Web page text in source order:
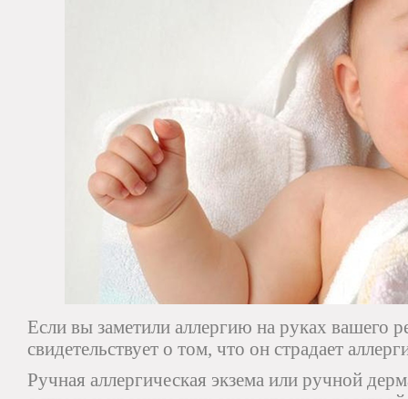
Если вы заметили аллергию на руках вашего
свидетельствует о том, что он страдает
Ручная аллергическая экзема или ручной